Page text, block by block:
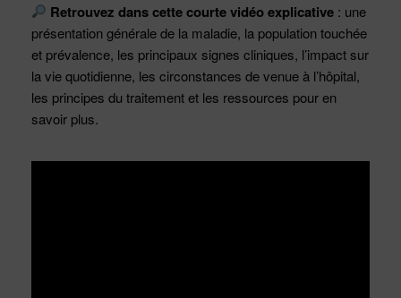
Retrouvez dans cette courte vidéo explicative : une
présentation générale de la maladie, la population touchée
et prévalence, les principaux signes cliniques, l’impact sur
la vie quotidienne, les circonstances de venue à l’hôpital,
les principes du traitement et les ressources pour en
savoir plus.